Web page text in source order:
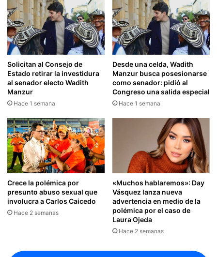
Solicitan al Consejo de
Estado retirar la investidura
al senador electo Wadith
Manzur
Hace 1 semana
Desde una celda, Wadith
Manzur busca posesionarse
como senador: pidió al
Congreso una salida especial
Hace 1 semana
Crece la polémica por
presunto abuso sexual que
involucra a Carlos Caicedo
Hace 2 semanas
«Muchos hablaremos»: Day
Vásquez lanza nueva
advertencia en medio de la
polémica por el caso de
Laura Ojeda
Hace 2 semanas